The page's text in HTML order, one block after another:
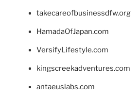
takecareofbusinessdfw.org
HamadaOfJapan.com
VersifyLifestyle.com
kingscreekadventures.com
antaeuslabs.com